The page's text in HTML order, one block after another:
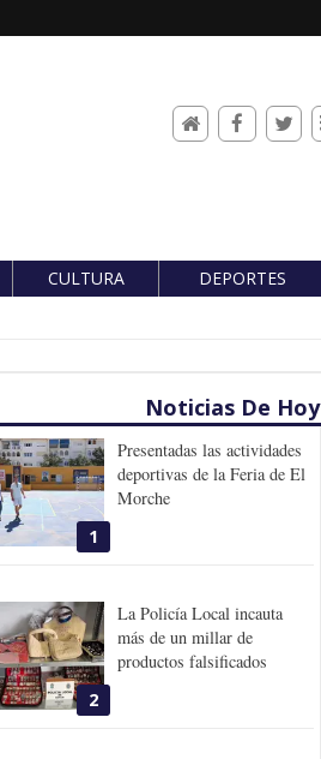
CULTURA DEPORTES
Noticias De Hoy
1
Presentadas las actividades
deportivas de la Feria de El
Morche
2
La Policía Local incauta
más de un millar de
productos falsificados